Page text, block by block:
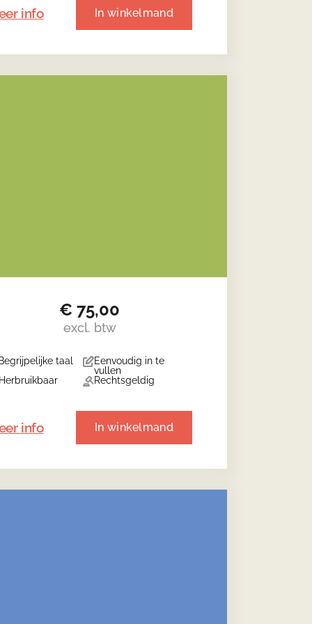
info In winkelmand
€ 75,00
excl. btw
taal
Eenvoudig in te
vullen
Rechtsgeldig
info In winkelmand